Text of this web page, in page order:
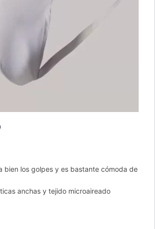
bien los golpes y es bastante cómoda de
anchas y tejido microaireado